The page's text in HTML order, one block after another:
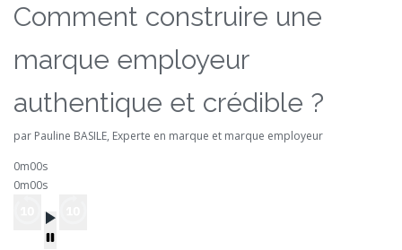
Comment construire une
marque employeur
authentique et crédible ?
par Pauline BASILE, Experte en marque et marque employeur
0m00s
0m00s